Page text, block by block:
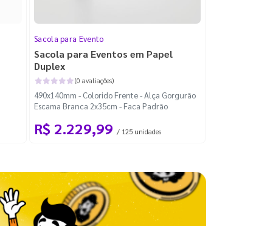
Sacola para Evento
Sacola para Eventos em Papel
Duplex
(0 avaliações)
490x140mm - Colorido Frente - Alça Gorgurão
Escama Branca 2x35cm - Faca Padrão
R$ 2.229,99 / 125 unidades